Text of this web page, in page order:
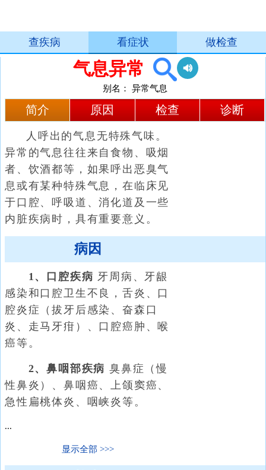
查疾病 看症状 做检查
气息异常
别名： 异常气息
简介 原因 检查 诊断
人呼出的气息无特殊气味。
异常的气息往往来自食物、吸烟
者、饮酒都等，如果呼出恶臭气
息或有某种特殊气息，在临床见
于口腔、呼吸道、消化道及一些
内脏疾病时，具有重要意义。
病因
1、口腔疾病 牙周病、牙龈
感染和口腔卫生不良，舌炎、口
腔炎症（拔牙后感染、奋森口
炎、走马牙疳）、口腔癌肿、喉
癌等。
2、鼻咽部疾病 臭鼻症（慢
性鼻炎）、鼻咽癌、上颌窦癌、
急性扁桃体炎、咽峡炎等。
...
显示全部